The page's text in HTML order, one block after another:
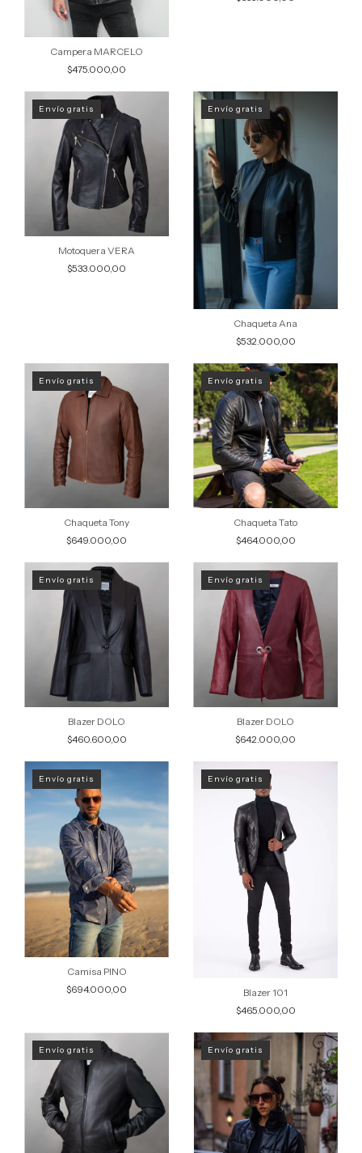
Campera MARCELO
$475.000,00
Envío gratis
Motoquera VERA
$533.000,00
Envío gratis
Chaqueta Ana
$532.000,00
Envío gratis
Chaqueta Tony
$649.000,00
Envío gratis
Chaqueta Tato
$464.000,00
Envío gratis
Blazer DOLO
$460.600,00
Envío gratis
Blazer DOLO
$642.000,00
Envío gratis
Camisa PINO
$694.000,00
Envío gratis
Blazer 101
$465.000,00
Envío gratis Envío gratis